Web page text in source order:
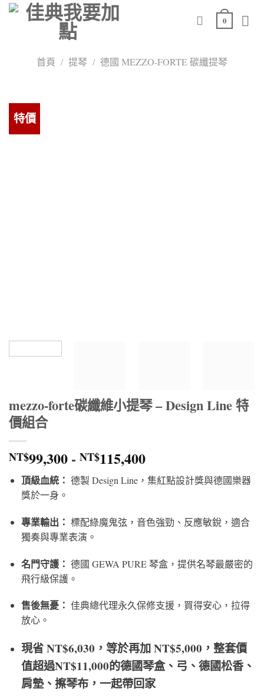
Skip
0
首頁 / 提琴 / 德國 MEZZO-FORTE 碳纖提琴
特價
mezzo-forte碳纖維小提琴 – Design Line 特
價組合
NT$99,300 - NT$115,400
頂級血統： 德製 Design Line，集紅點設計獎與德國樂器
獎於一身。
專業輸出： 標配綠魔鬼弦，音色強勁、反應敏銳，適合
獨奏與專業表演。
名門守護： 德國 GEWA PURE 琴盒，提供名琴最嚴密的
飛行級保護。
售後無憂： 佳典總代理永久保修支援，買得安心，拉得
放心。
現省 NT$6,030，等於再加 NT$5,000，整套價
值超過NT$11,000的德國琴盒、弓、德國松香、
肩墊、擦琴布，一起帶回家